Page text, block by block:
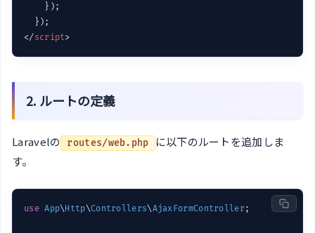
    });
</script>
2. ルートの定義
Laravelの routes/web.php
に以下のルートを追加しま
す。
use App\Http\Controllers\AjaxFormController;